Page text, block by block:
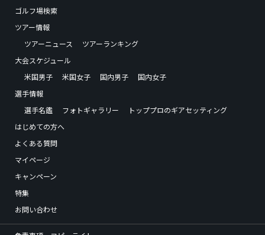
ゴルフ場検索
ツアー情報
ツアーニュース
ツアーランキング
大会スケジュール
米国男子
米国女子 国内男子
国内女子
選手情報
選手名鑑
フォトギャラリー
トッププロのギアセッティング
はじめての方へ
よくある質問
マイページ
キャンペーン
特集
お問い合わせ